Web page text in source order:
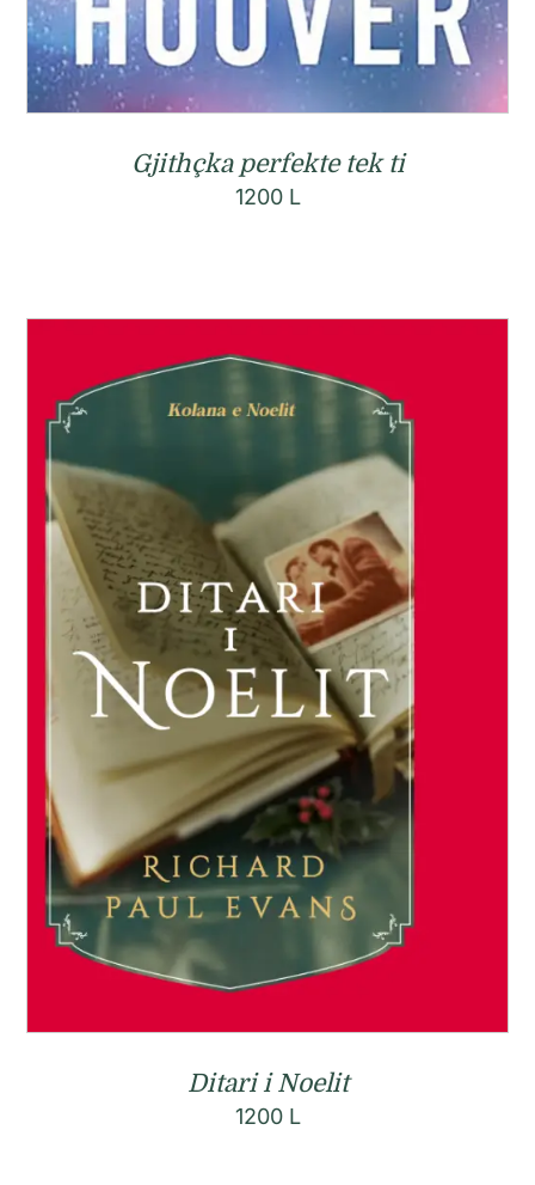
Gjithçka perfekte tek ti
1200 L
Ditari i Noelit
1200 L